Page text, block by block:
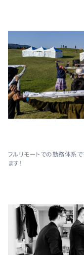
フルリモートでの勤務体系
ます！